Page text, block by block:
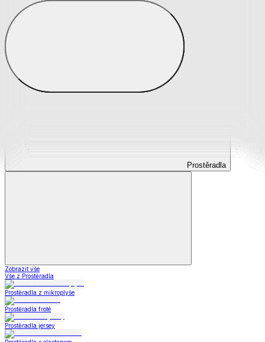
Prostěradla
Prostěradla
Zobrazit vše
Vše z Prostěradla
Prostěradla z mikroplyše
Prostěradla froté
Prostěradla jersey